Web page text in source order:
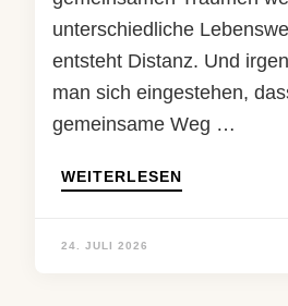
unterschiedliche
entsteht Distanz. Und
man sich eingestehen,
gemeinsame Weg …
WEITERLESEN
24. JULI 2026